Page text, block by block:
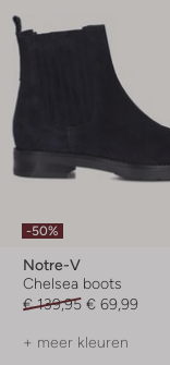
-50%
Notre-V
Chelsea boots
€ 139,95 € 69,99
+ meer kleuren